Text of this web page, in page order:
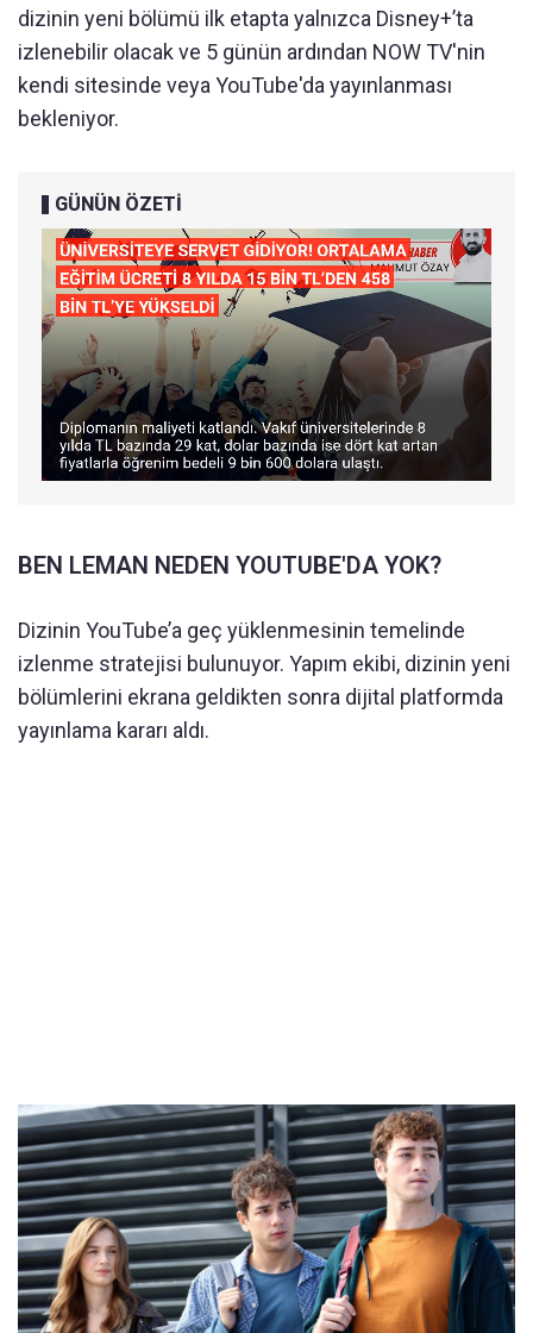
dizinin yeni bölümü ilk etapta yalnızca Disney+’ta
izlenebilir olacak ve 5 günün ardından NOW TV'nin
kendi sitesinde veya YouTube'da yayınlanması
bekleniyor.
GÜNÜN ÖZETİ
BEN LEMAN NEDEN YOUTUBE'DA YOK?
Dizinin YouTube’a geç yüklenmesinin temelinde
izlenme stratejisi bulunuyor. Yapım ekibi, dizinin yeni
bölümlerini ekrana geldikten sonra dijital platformda
yayınlama kararı aldı.